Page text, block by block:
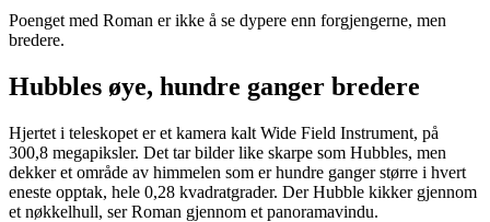
Poenget med Roman er ikke å se dypere enn forgjengerne, men
bredere.
Hubbles øye, hundre ganger bredere
Hjertet i teleskopet er et kamera kalt Wide Field Instrument, på
300,8 megapiksler. Det tar bilder like skarpe som Hubbles, men
dekker et område av himmelen som er hundre ganger større i hvert
eneste opptak, hele 0,28 kvadratgrader. Der Hubble kikker gjennom
et nøkkelhull, ser Roman gjennom et panoramavindu.